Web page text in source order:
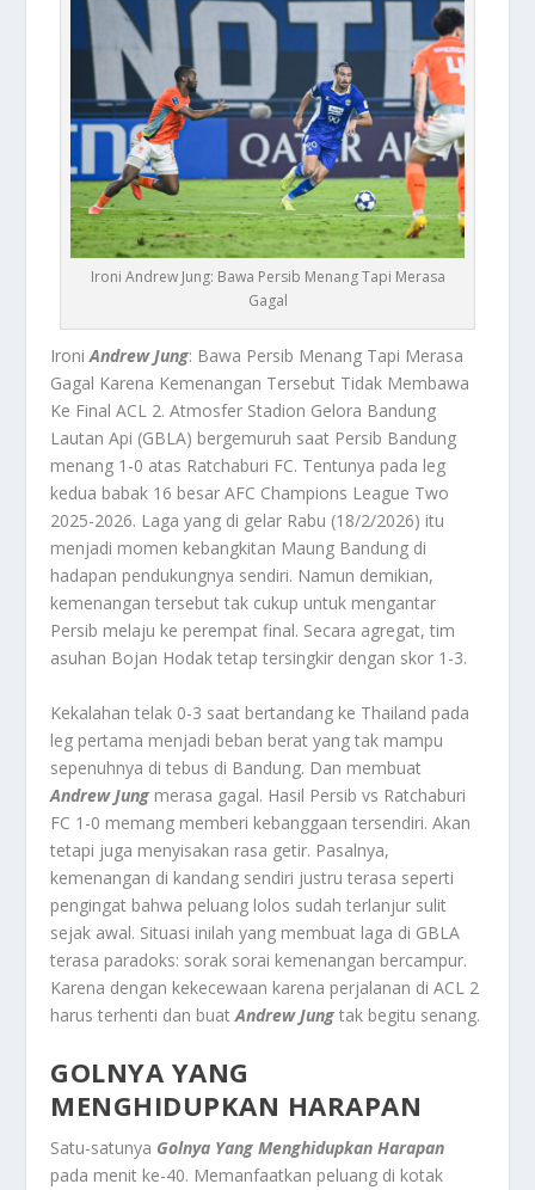
Ironi Andrew Jung: Bawa Persib Menang Tapi Merasa
Gagal
IroniAndrew Jung: Bawa Persib Menang Tapi Merasa
Gagal Karena Kemenangan Tersebut Tidak Membawa
Ke Final ACL 2. Atmosfer Stadion Gelora Bandung
Lautan Api (GBLA) bergemuruh saat Persib Bandung
menang 1-0 atas Ratchaburi FC. Tentunya pada leg
kedua babak 16 besar AFC Champions League Two
2025-2026. Laga yang di gelar Rabu (18/2/2026) itu
menjadi momen kebangkitan Maung Bandung di
hadapan pendukungnya sendiri. Namun demikian,
kemenangan tersebut tak cukup untuk mengantar
Persib melaju ke perempat final. Secara agregat, tim
asuhan Bojan Hodak tetap tersingkir dengan skor 1-3.
Kekalahan telak 0-3 saat bertandang ke Thailand pada
leg pertama menjadi beban berat yang tak mampu
sepenuhnya di tebus di Bandung. Dan membuat
Andrew Jung merasa gagal. Hasil Persib vs Ratchaburi
FC 1-0 memang memberi kebanggaan tersendiri. Akan
tetapi juga menyisakan rasa getir. Pasalnya,
kemenangan di kandang sendiri justru terasa seperti
pengingat bahwa peluang lolos sudah terlanjur sulit
sejak awal. Situasi inilah yang membuat laga di GBLA
terasa paradoks: sorak sorai kemenangan bercampur.
Karena dengan kekecewaan karena perjalanan di ACL 2
harus terhenti dan buatAndrew Jung tak begitu senang.
GOLNYA YANG
MENGHIDUPKAN HARAPAN
Satu-satunya Golnya Yang Menghidupkan Harapan
pada menit ke-40. Memanfaatkan peluang di kotak